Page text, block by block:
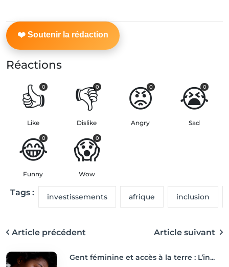
Réactions
👍
0
Like
👎
0
Dislike
😡
0
Angry
😭
0
Sad
😂
0
Funny
😱
0
Wow
Tags : investissements afrique inclusion
Article précédent Article suivant
Gent féminine et accès à la terre : L’in...